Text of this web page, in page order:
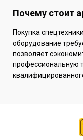
Почему стоит
Покупка
оборудование
позволяет
профессиональную